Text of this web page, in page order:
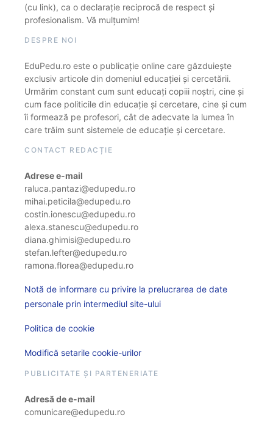
(cu link), ca o declarație reciprocă de respect și
profesionalism. Vă mulțumim!
DESPRE NOI
EduPedu.ro este o publicație online care găzduiește
exclusiv articole din domeniul educației și cercetării.
Urmărim constant cum sunt educați copiii noștri, cine și
cum face politicile din educație și cercetare, cine și cum
îi formează pe profesori, cât de adecvate la lumea în
care trăim sunt sistemele de educație și cercetare.
CONTACT REDACȚIE
Adrese e-mail
raluca.pantazi@edupedu.ro
mihai.peticila@edupedu.ro
costin.ionescu@edupedu.ro
alexa.stanescu@edupedu.ro
diana.ghimisi@edupedu.ro
stefan.lefter@edupedu.ro
ramona.florea@edupedu.ro
Notă de informare cu privire la prelucrarea de date
personale prin intermediul site-ului
Politica de cookie
Modifică setarile cookie-urilor
PUBLICITATE ȘI PARTENERIATE
Adresă de e-mail
comunicare@edupedu.ro